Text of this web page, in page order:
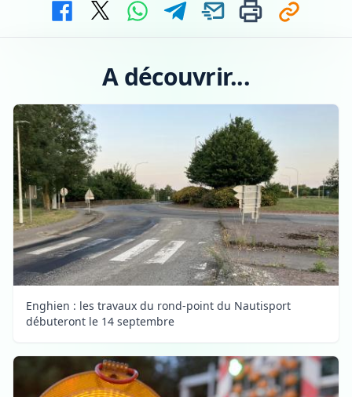
A découvrir...
Enghien : les travaux du rond-point du Nautisport
débuteront le 14 septembre